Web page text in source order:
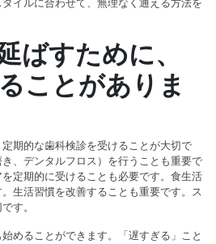
イルに合わせて、無理なく通える方法を
ばすために、
ことがありま
期的な歯科検診を受けることが大切で
、デンタルフロス）を行うことも重要で
定期的に受けることも必要です。食生活
生活習慣を改善することも重要です。ス
す。
めることができます。「遅すぎる」こと